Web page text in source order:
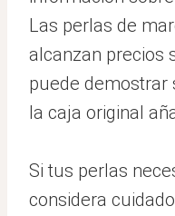
Las perlas de
alcanzan precios
puede demostrar
la caja original
Si tus perlas
considera